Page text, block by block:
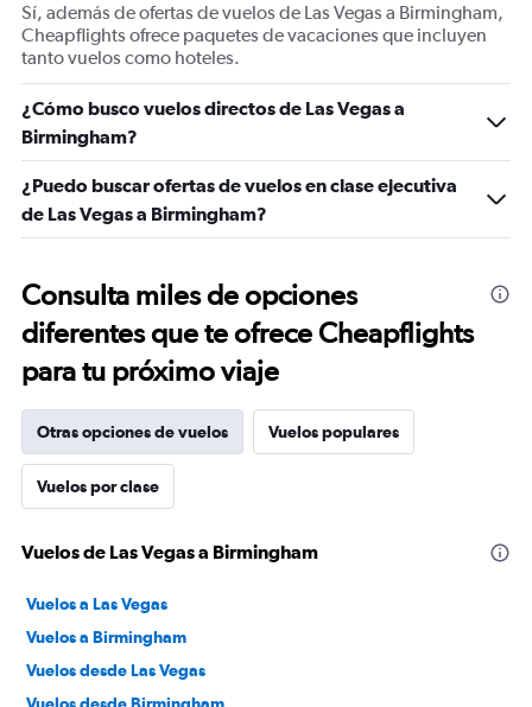
Sí, además de ofertas de vuelos de Las Vegas a Birmingham,
Cheapflights ofrece paquetes de vacaciones que incluyen
tanto vuelos como hoteles.
¿Cómo busco vuelos directos de Las Vegas a
Birmingham?
¿Puedo buscar ofertas de vuelos en clase ejecutiva
de Las Vegas a Birmingham?
Consulta miles de opciones
diferentes que te ofrece Cheapflights
para tu próximo viaje
Otras opciones de vuelos Vuelos populares
Vuelos por clase
Vuelos de Las Vegas a Birmingham
Vuelos a Las Vegas
Vuelos a Birmingham
Vuelos desde Las Vegas